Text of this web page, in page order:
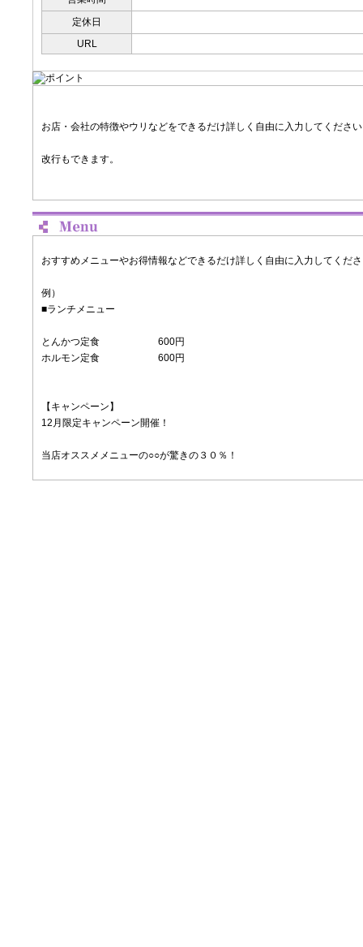
定休日
URL
お店・会社の特徴やウリなどをできるだけ詳しく自由に入力してくださ
改行もできます。
おすすめメニューやお得情報などできるだけ詳しく自由に入力してくだ
例）
■ランチメニュー
とんかつ定食 600円
ホルモン定食 600円
【キャンペーン】
12月限定キャンペーン開催！
当店オススメメニューの○○が驚きの３０％！